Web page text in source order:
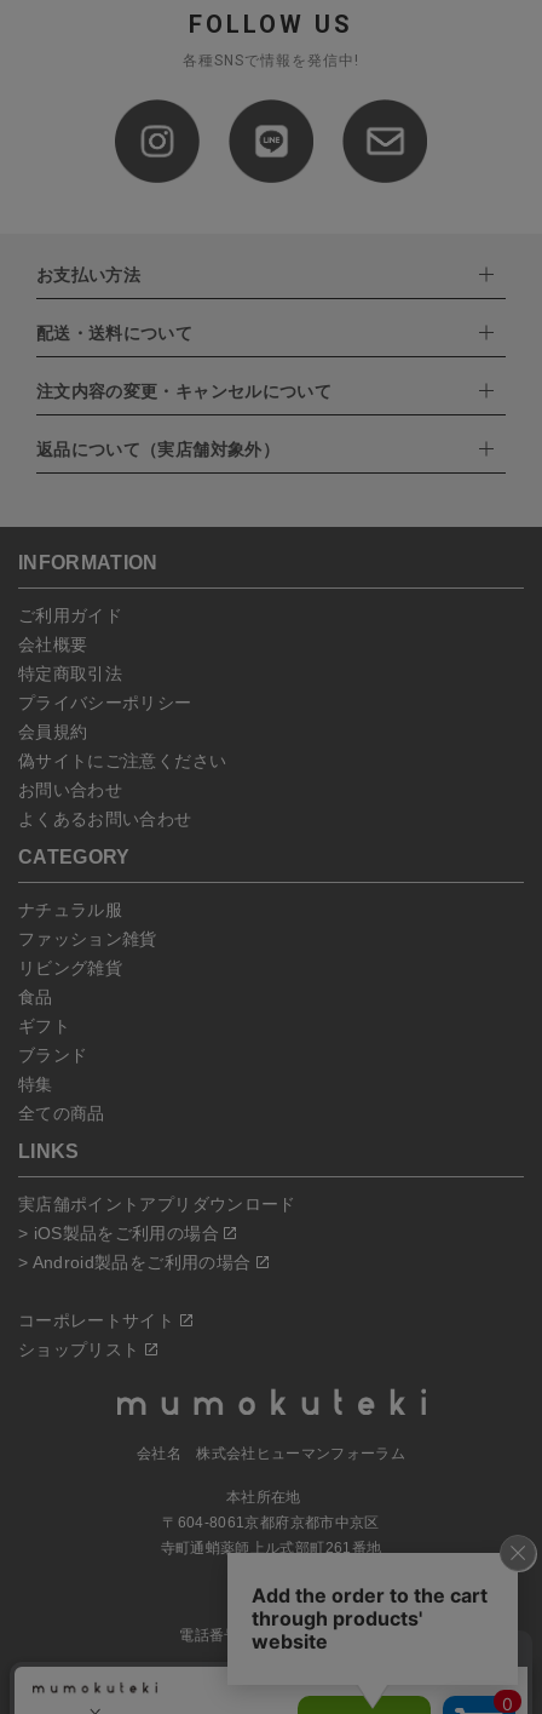
FOLLOW US
各種SNSで情報を発信中!
お支払い方法
下記お支払い方法よりお選びいただけます。
・クレジットカード（VISA,mastercard,JCB,AMERICAN
EXPRESS,Diners Club）
・PayPay
・NP後払い
配送・送料について
配達業者：日本郵便
北海道：1,400円
沖縄：1,400円
注文内容の変更・キャンセルについて
ご注文日当日から翌日のAM9:00までにご連絡頂いた場合はキャン
セルは可能です。
ンセルしていただいた後、ご希望の商品のみ再度ご注文お願いしま
予約商品など一部キャンセルが出来ない場合がございます。あらか
じめご了承ください。
返品について（実店舗対象外）
こちらよりご依頼ください。
INFORMATION
ご利用ガイド
会社概要
特定商取引法
プライバシーポリシー
会員規約
偽サイトにご注意ください
お問い合わせ
よくあるお問い合わせ
CATEGORY
ナチュラル服
ファッション雑貨
リビング雑貨
食品
ギフト
ブランド
特集
全ての商品
LINKS
実店舗ポイントアプリダウンロード
> iOS製品をご利用の場合
> Android製品をご利用の場合
コーポレートサイト
ショップリスト
会社名 株式会社ヒューマンフォーラム
本社所在地
〒604-8061京都府京都市中京区
寺町通蛸薬師上ル式部町261番地
MAP
電話番号 070-5504-0806
営業時間 11:00～17:30（土日休業）